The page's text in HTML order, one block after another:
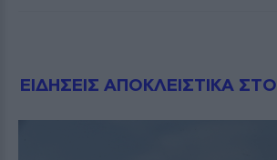
ΕΙΔΗΣΕΙΣ ΑΠΟΚΛΕΙΣΤΙΚΑ ΣΤΟ